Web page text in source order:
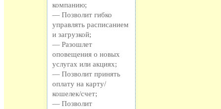
компанию;
— Позволит гибко
управлять расписанием
и загрузкой;
— Разошлет
оповещения о новых
услугах или акциях;
— Позволит принять
оплату на карту/
кошелек/счет;
— Позволит